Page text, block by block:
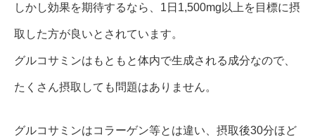
しかし効果を期待するなら、1日1,500mg以上を目標に摂
取した方が良いとされています。
グルコサミンはもともと体内で生成される成分なので、
たくさん摂取しても問題はありません。
グルコサミンはコラーゲン等とは違い、摂取後30分ほど